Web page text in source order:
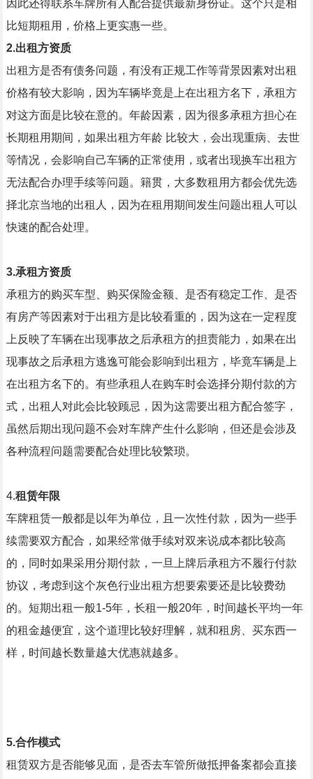
因此还得联系车牌所有人配合提供最新身份证。这个只是相
比短期租用，价格上更实惠一些。
2.出租方资质
出租方是否有债务问题，有没有正规工作等背景因素对出租
价格有较大影响，因为车辆毕竟是上在出租方名下，承租方
对这方面是比较在意的。年龄因素，因为很多承租方担心在
长期租用期间，如果出租方年龄 比较大，会出现重病、去世
等情况，会影响自己车辆的正常使用，或者出现换车出租方
无法配合办理手续等问题。籍贯，大多数租用方都会优先选
择北京当地的出租人，因为在租用期间发生问题出租人可以
快速的配合处理。
3.承租方资质
承租方的购买车型、购买保险金额、是否有稳定工作、是否
有房产等因素对于出租方是比较看重的，因为这在一定程度
上反映了车辆在出现事故之后承租方的担责能力，如果在出
现事故之后承租方逃逸可能会影响到出租方，毕竟车辆是上
在出租方名下的。有些承租人在购车时会选择分期付款的方
式，出租人对此会比较顾忌，因为这需要出租方配合签字，
虽然后期出现问题不会对车牌产生什么影响，但还是会涉及
各种流程问题需要配合处理比较繁琐。
4.租赁年限
车牌租赁一般都是以年为单位，且一次性付款，因为一些手
续需要双方配合，如果经常做手续对双来说成本都比较高
的，同时如果采用分期付款，一旦上牌后承租方不履行付款
协议，考虑到这个灰色行业出租方想要索要还是比较费劲
的。短期出租一般1-5年，长租一般20年，时间越长平均一年
的租金越便宜，这个道理比较好理解，就和租房、买东西一
样，时间越长数量越大优惠就越多。
5.合作模式
租赁双方是否能够见面，是否去车管所做抵押备案都会直接